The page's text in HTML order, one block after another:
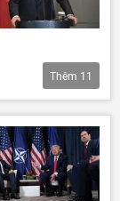
Thêm 11